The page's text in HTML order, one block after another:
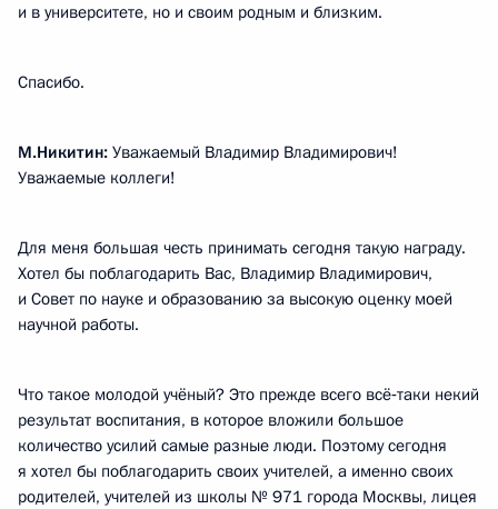
и в университете, но и своим родным и близким.
Спасибо.
М.Никитин: Уважаемый Владимир Владимирович!
Уважаемые коллеги!
Для меня большая честь принимать сегодня такую награду.
Хотел бы поблагодарить Вас, Владимир Владимирович,
и Совет по науке и образованию за высокую оценку моей
научной работы.
Что такое молодой учёный? Это прежде всего всё‑таки некий
результат воспитания, в которое вложили большое
количество усилий самые разные люди. Поэтому сегодня
я хотел бы поблагодарить своих учителей, а именно своих
родителей, учителей из школы № 971 города Москвы, лицея